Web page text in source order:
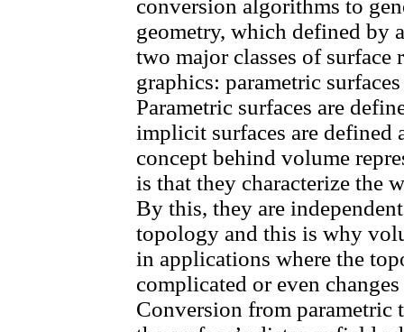
conversion algorithms to
geometry, which defined by
two major classes of surface
graphics: parametric
Parametric surfaces are
implicit surfaces are defined
concept behind volume
is that they characterize the
By this, they are
topology and this is why
in applications where the
complicated or even
Conversion from